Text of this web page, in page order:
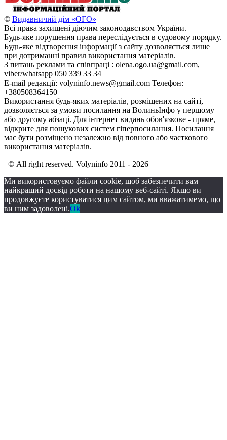
© Видавничий дім «ОГО»
Всі права захищені діючим законодавством України.
Будь-яке порушення права переслідується в судовому порядку.
Будь-яке відтворення інформації з сайту дозволяється лише
при дотриманні правил використання матеріалів.
З питань реклами та співпраці : olena.ogo.ua@gmail.com,
viber/whatsapp 050 339 33 34
E-mail редакції: volyninfo.news@gmail.com Телефон:
+380508364150
Використання будь-яких матеріалів, розміщених на сайті,
дозволяється за умови посилання на ВолиньІнфо у першому
або другому абзаці. Для інтернет видань обов'язкове - пряме,
відкрите для пошукових систем гіперпосилання. Посилання
має бути розміщено незалежно від повного або часткового
використання матеріалів.
© All right reserved. Volyninfo 2011 - 2026
Ми використовуємо файли cookie, щоб забезпечити вам
найкращий досвід роботи на нашому веб-сайті. Якщо ви
продовжуєте користуватися цим сайтом, ми вважатимемо, що
ви ним задоволені.Ok